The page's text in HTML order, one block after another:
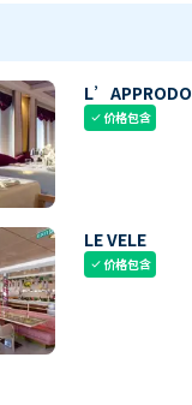
L’APPRODO
check价格包含
LE VELE
check价格包含